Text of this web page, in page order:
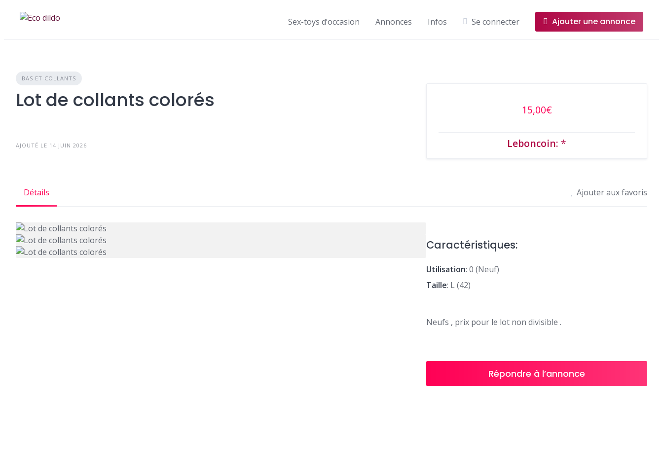
Sex-toys d’occasion Annonces Infos Se connecter Ajouter une annonce
BAS ET COLLANTS
Lot de collants colorés
AJOUTÉ LE 14 JUIN 2026
15,00€
Leboncoin: *
Détails Ajouter aux favoris
Caractéristiques:
Utilisation: 0 (Neuf)
Taille: L (42)
Neufs , prix pour le lot non divisible .
Répondre à l’annonce